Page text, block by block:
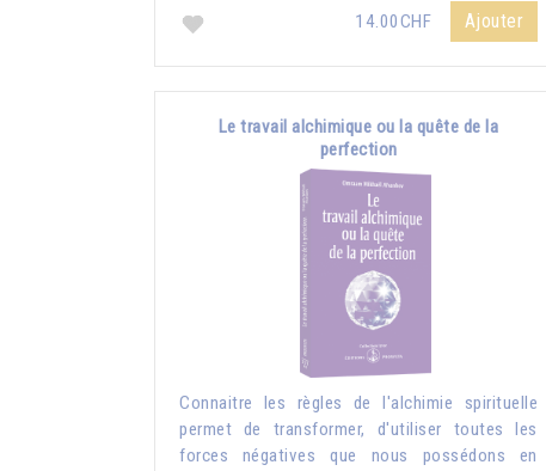
14.00CHF Ajouter
Le travail alchimique ou la quête de la
perfection
Connaitre les règles de l'alchimie spirituelle
permet de transformer, d'utiliser toutes les
forces négatives que nous possédons en